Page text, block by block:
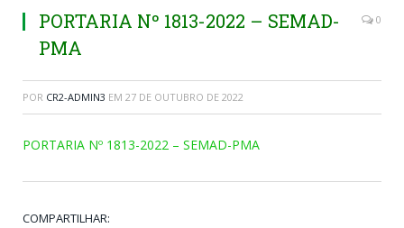
PORTARIA Nº 1813-2022 – SEMAD-
PMA
0
POR CR2-ADMIN3 EM 27 DE OUTUBRO DE 2022
PORTARIA Nº 1813-2022 – SEMAD-PMA
COMPARTILHAR: